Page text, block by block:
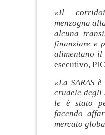
«Il
menzogna
alcuna
finanziare e
alimentano il
esecutivo,
«La SARAS
crudele degli
le è stato
facendo
mercato